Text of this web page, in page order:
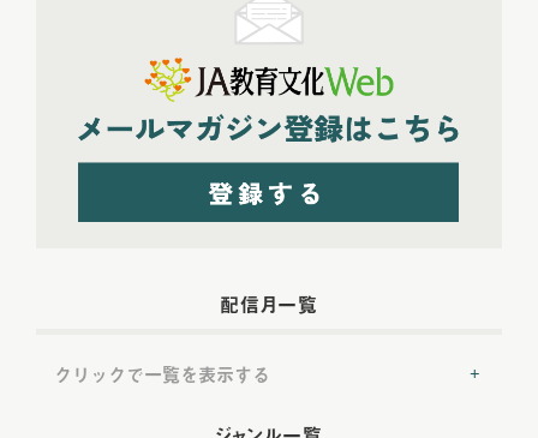
配信月一覧
クリックで一覧を表示する